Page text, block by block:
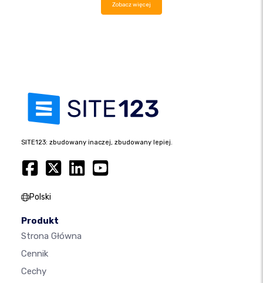
Zobacz więcej
SITE123: zbudowany inaczej, zbudowany lepiej.
Polski
Produkt
Strona Główna
Cennik
Cechy